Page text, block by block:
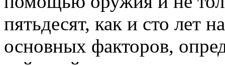
пятьдесят, как и сто лет
основных факторов,